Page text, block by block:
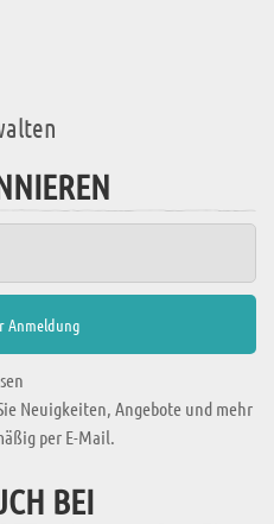
Neuigkeiten, Angebote und mehr
per E-Mail.
BEI